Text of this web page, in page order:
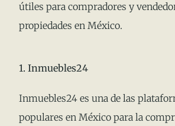
útiles para compradores y
propiedades en México.
1. Inmuebles24
Inmuebles24 es una de las
populares en México para la